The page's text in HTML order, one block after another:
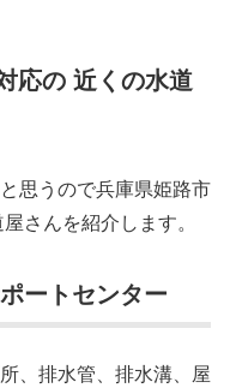
応の 近くの水道
思うので兵庫県姫路市
さんを紹介します。
ートセンター
、排水管、排水溝、屋